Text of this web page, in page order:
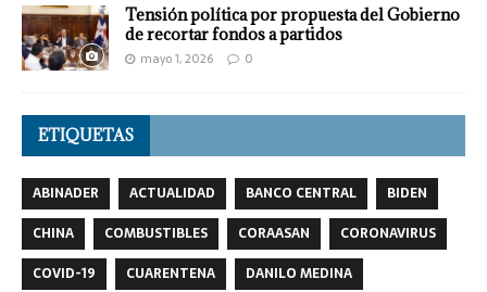
Tensión política por propuesta del Gobierno
de recortar fondos a partidos
mayo 1, 2026 0
ETIQUETAS
ABINADER ACTUALIDAD BANCO CENTRAL
BIDEN
CHINA
COMBUSTIBLES CORAASAN
CORONAVIRUS
COVID-19
CUARENTENA
DANILO MEDINA